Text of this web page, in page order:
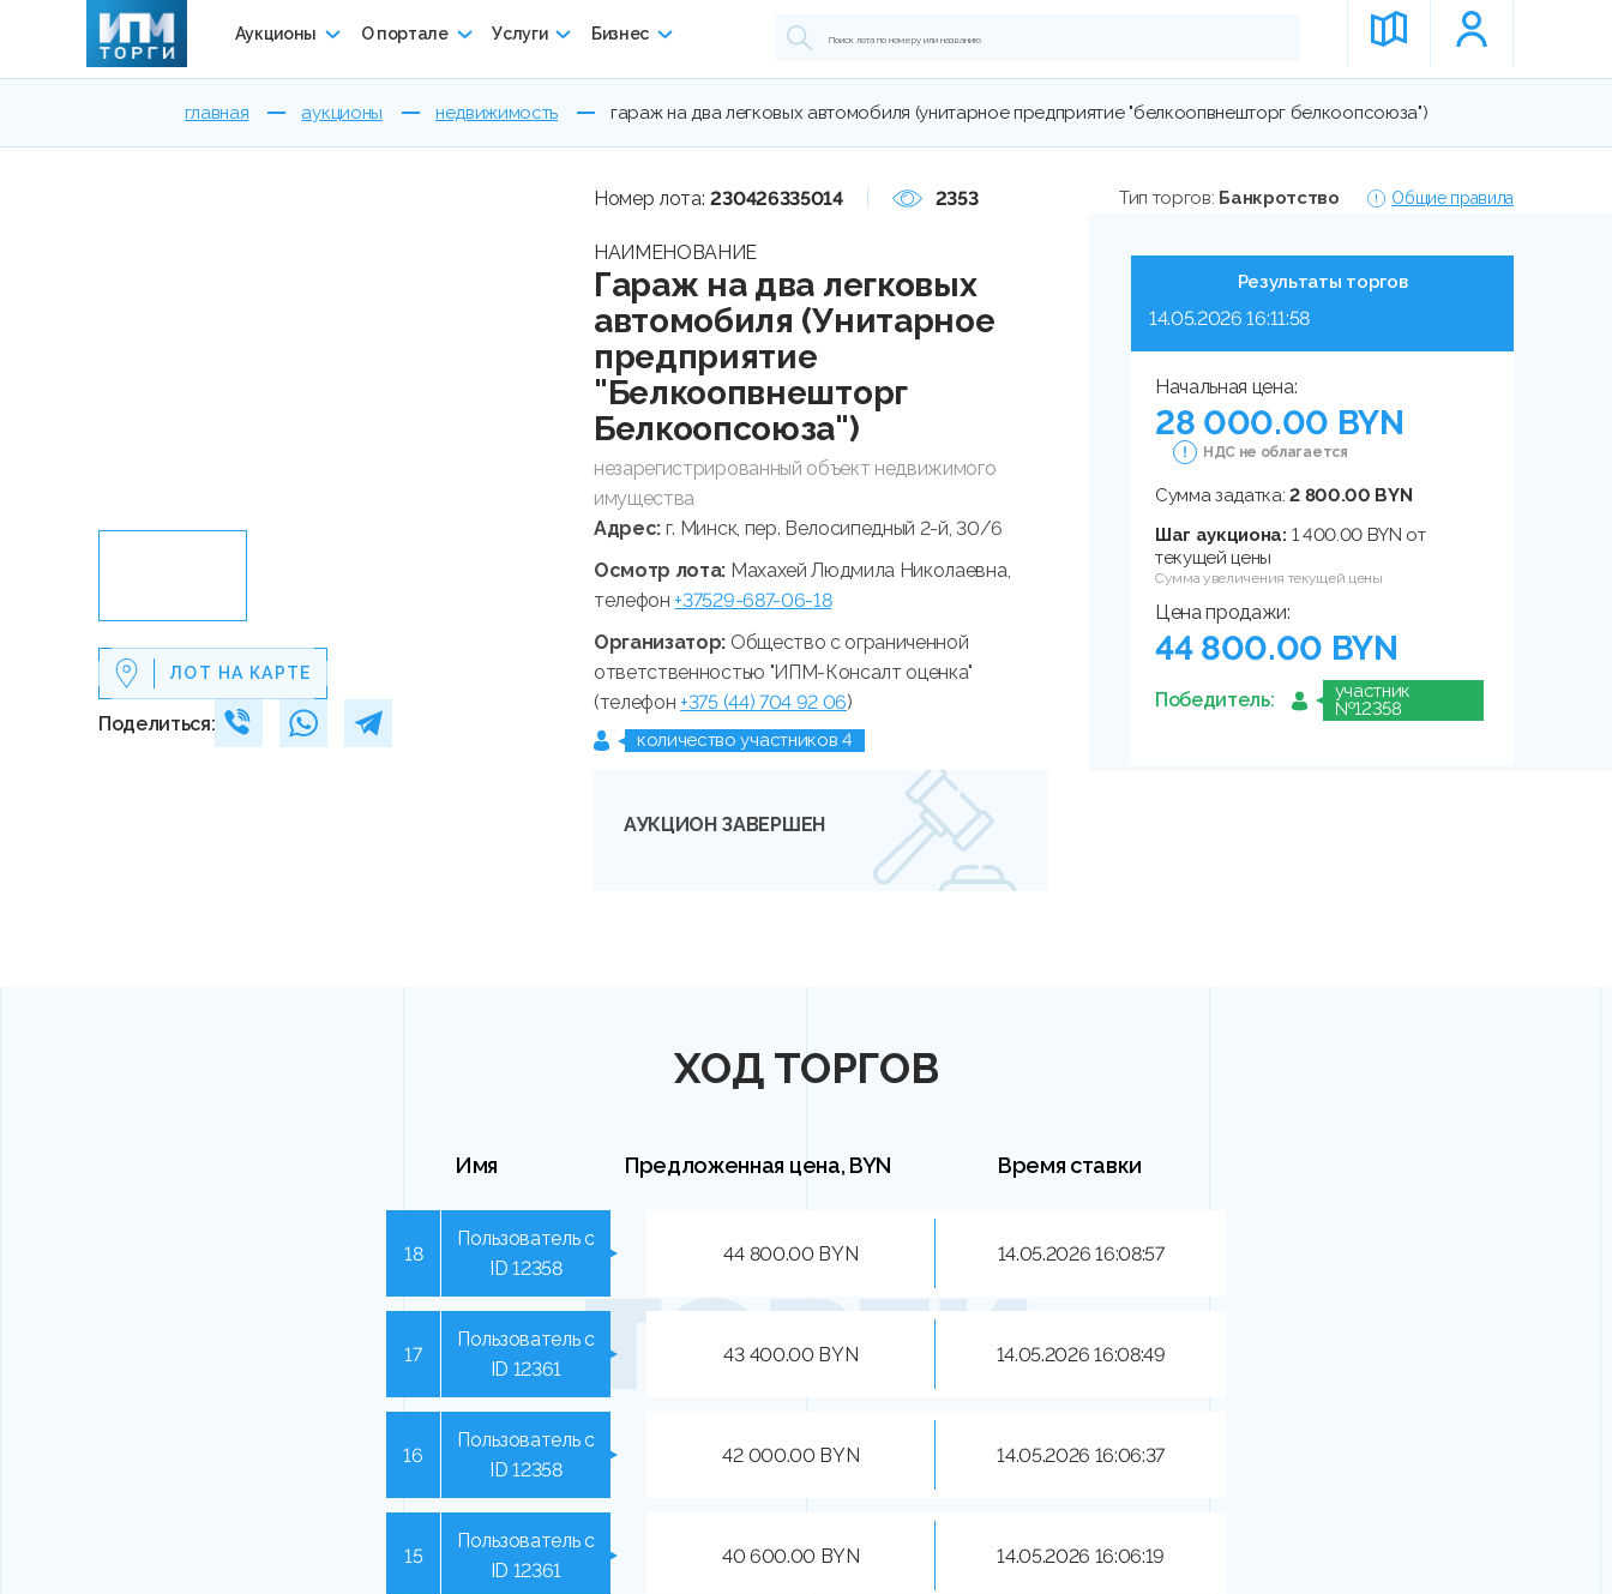
Аукционы О портале Услуги Бизнес
главная аукционы недвижимость гараж на два легковых автомобиля (унитарное предприятие "белкоопвнешторг белкоопсоюза")
ЛОТ НА КАРТЕ
Поделиться:
Номер лота: 230426335014 2353
НАИМЕНОВАНИЕ
Гараж на два легковых
автомобиля (Унитарное
предприятие
"Белкоопвнешторг
Белкоопсоюза")
незарегистрированный объект недвижимого
имущества
Адрес: г. Минск, пер. Велосипедный 2-й, 30/6
Осмотр лота: Махахей Людмила Николаевна,
телефон+37529-687-06-18
Организатор: Общество с ограниченной
ответственностью "ИПМ-Консалт оценка"
(телефон+375 (44) 704 92 06)
количество участников 4
АУКЦИОН ЗАВЕРШЕН
Тип торгов: Банкротство Общие правила
Результаты торгов
14.05.2026 16:11:58
Начальная цена:
28 000.00 BYN
НДС не облагается
Сумма задатка:2 800.00 BYN
Шаг аукциона: 1 400.00 BYN от
текущей цены
Сумма увеличения текущей цены
Цена продажи:
44 800.00 BYN
Победитель:
участник
№12358
ХОД ТОРГОВ
Имя Предложенная цена, BYN Время ставки
18
Пользователь с
ID 12358
44 800.00 BYN 14.05.2026 16:08:57
17
Пользователь с
ID 12361
43 400.00 BYN 14.05.2026 16:08:49
16
Пользователь с
ID 12358
42 000.00 BYN 14.05.2026 16:06:37
15
Пользователь с
ID 12361
40 600.00 BYN 14.05.2026 16:06:19